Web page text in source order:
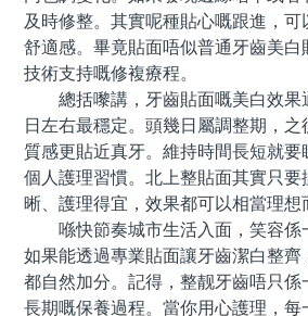
及時修整。其實呢種貼心嘅跟進，可
舒適感。畢竟貼面唔似普通牙齒美白
技術支持嘅修複療程。
總括嚟講，牙齒貼面嘅美白效果
日左右最穩定。頭幾日屬調整期，之
質感更貼近真牙。維持時間長短就要
個人護理習慣。北上整貼面其實只要
晰、護理得宜，效果都可以相當理想
喺快節奏城市生活入面，笑容係
如果能透過專業貼面讓牙齒潔白整齊
都自然加分。記得，整靓牙齒唔只
長期嘅保養過程。當你用心護理，每